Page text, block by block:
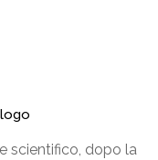
scientifico, dopo la